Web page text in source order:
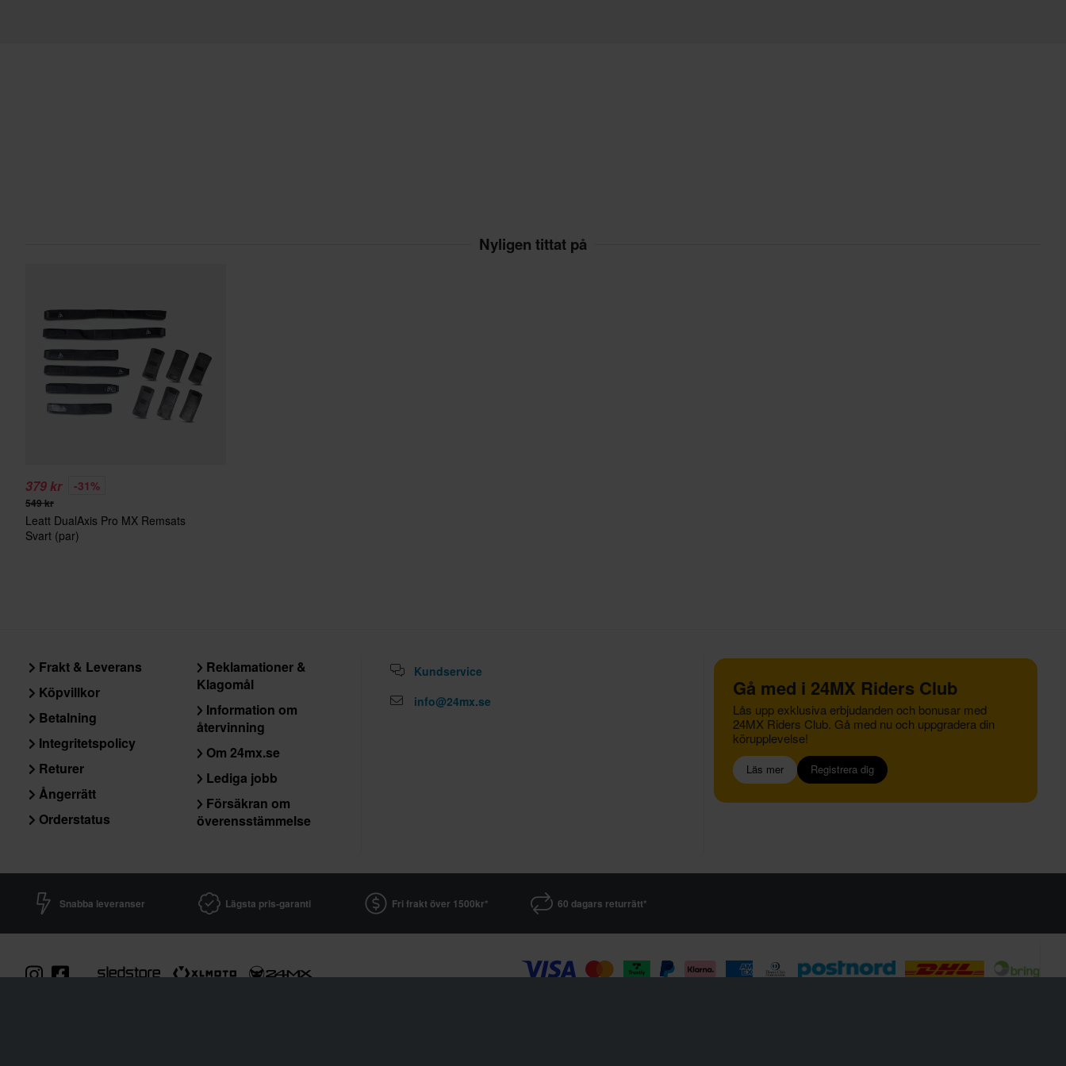
Nyligen tittat på
379 kr -31%
549 kr
Leatt DualAxis Pro MX Remsats
Svart (par)
Frakt & Leverans
Köpvillkor
Betalning
Integritetspolicy
Returer
Ångerrätt
Orderstatus
Reklamationer &
Klagomål
Information om
återvinning
Om 24mx.se
Lediga jobb
Försäkran om
överensstämmelse
Kundservice
info@24mx.se
Gå med i 24MX Riders Club
Lås upp exklusiva erbjudanden och bonusar med
24MX Riders Club. Gå med nu och uppgradera din
körupplevelse!
Läs mer Registrera dig
Snabba leveranser Lägsta pris-garanti Fri frakt över 1500kr* 60 dagars returrätt*